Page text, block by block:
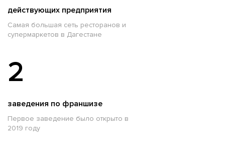
действующих предприятия
Самая большая сеть ресторанов и
супермаркетов в Дагестане
2
заведения по франшизе
Первое заведение было открыто в
2019 году